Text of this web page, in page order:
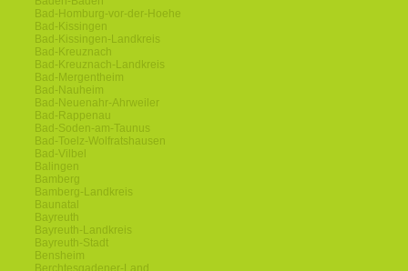
Bad-Homburg-vor-der-Hoehe
Bad-Kissingen
Bad-Kissingen-Landkreis
Bad-Kreuznach
Bad-Kreuznach-Landkreis
Bad-Mergentheim
Bad-Nauheim
Bad-Neuenahr-Ahrweiler
Bad-Rappenau
Bad-Soden-am-Taunus
Bad-Toelz-Wolfratshausen
Bad-Vilbel
Balingen
Bamberg
Bamberg-Landkreis
Baunatal
Bayreuth
Bayreuth-Landkreis
Bayreuth-Stadt
Bensheim
Berchtesgadener-Land